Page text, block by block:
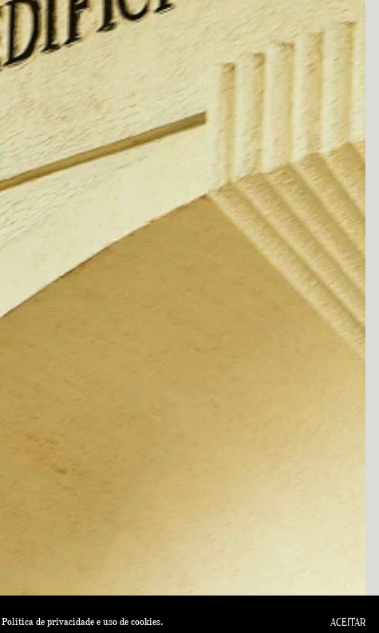
Política de privacidadee uso de cookies. ACEITAR